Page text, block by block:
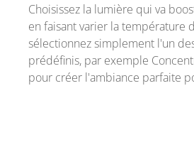
Choisissez la lumière qui va
en faisant varier la température
sélectionnez simplement l'un
prédéfinis, par exemple
pour créer l'ambiance parfaite